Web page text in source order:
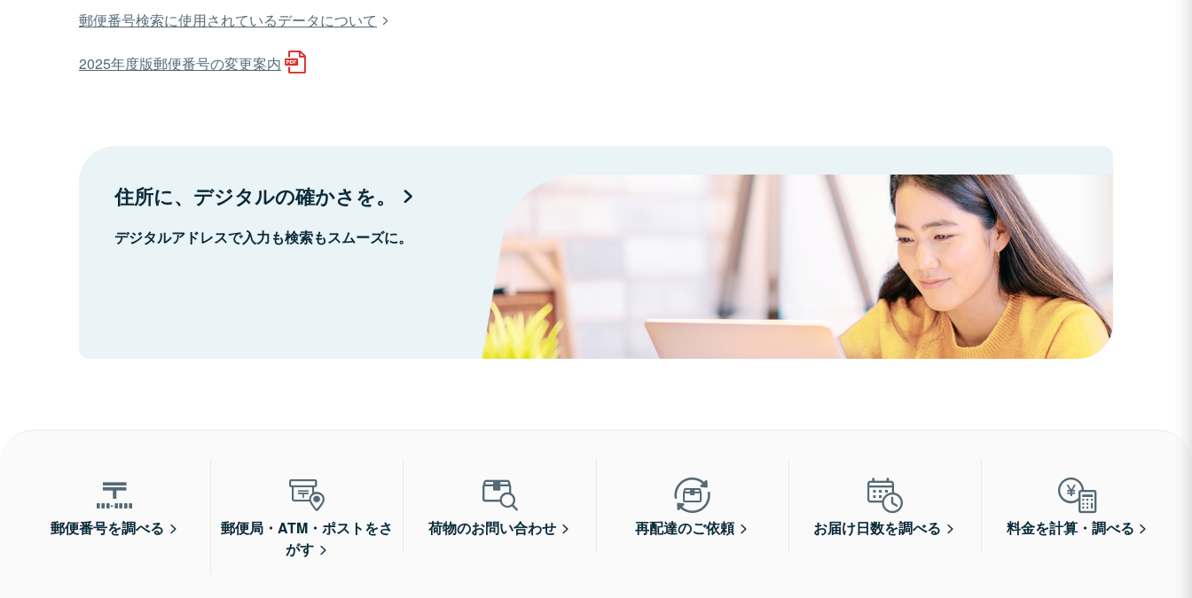
郵便番号検索に使用されているデータについて
2025年度版郵便番号の変更案内
住所に、デジタルの確かさを。
デジタルアドレスで入力も検索もスムーズに。
郵便番号を調べる
郵便局・ATM・ポストをさ
がす
荷物のお問い合わせ 再配達のご依頼 お届け日数を調べる 料金を計算・調べる